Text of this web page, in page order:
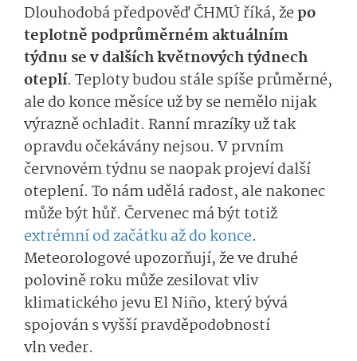
Dlouhodobá předpověď ČHMÚ říká, žepo
teplotně podprůměrném aktuálním
týdnu se v dalších květnových týdnech
oteplí. Teploty budou stále spíše průměrné,
ale do konce měsíce už by se nemělo nijak
výrazně ochladit. Ranní mrazíky už tak
opravdu očekávány nejsou. V prvním
červnovém týdnu se naopak projeví další
oteplení. To nám udělá radost, ale nakonec
může být hůř. Červenec má být totiž
extrémní od začátku až do konce.
Meteorologové upozorňují, že ve druhé
polovině roku může zesilovat vliv
klimatického jevu El Niño, který bývá
spojován s vyšší pravděpodobností
vln veder.